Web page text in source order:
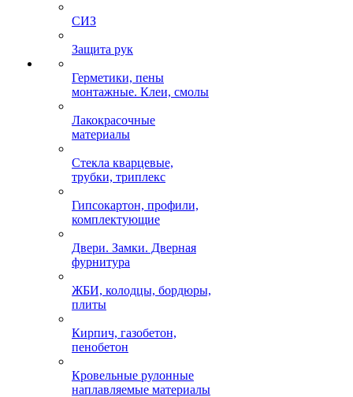
СИЗ
Защита рук
Герметики, пены
монтажные. Клеи, смолы
Лакокрасочные
материалы
Стекла кварцевые,
трубки, триплекс
Гипсокартон, профили,
комплектующие
Двери. Замки. Дверная
фурнитура
ЖБИ, колодцы, бордюры,
плиты
Кирпич, газобетон,
пенобетон
Кровельные рулонные
наплавляемые материалы